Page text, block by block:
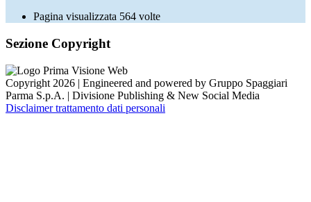
Pagina visualizzata 564 volte
Sezione Copyright
Copyright 2026 | Engineered and powered by Gruppo Spaggiari
Parma S.p.A. | Divisione Publishing & New Social Media
Disclaimer trattamento dati personali